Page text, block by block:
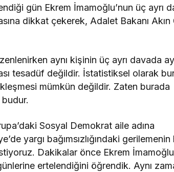
gün Ekrem İmamoğlu’nun üç ayrı
dikkat çekerek, Adalet Bakanı Akın
aynı kişinin üç ayrı davada
tesadüf değildir. İstatistiksel olarak
mümkün değildir. Zaten burada
Sosyal Demokrat aile adına
yargı bağımsızlığındaki gerilemenin
Dakikalar önce Ekrem
ertelendiğini öğrendik. Aynı